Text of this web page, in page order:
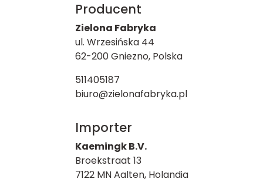
Producent
Zielona Fabryka
ul. Wrzesińska 44
62-200 Gniezno, Polska
511405187
biuro@zielonafabryka.pl
Importer
Kaemingk B.V.
Broekstraat 13
7122 MN Aalten, Holandia